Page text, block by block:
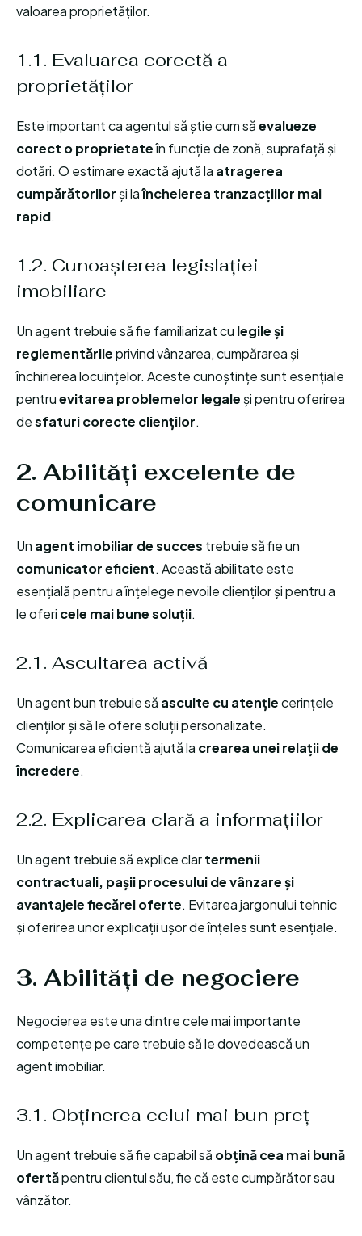
valoarea proprietăților.
1.1. Evaluarea corectă a
proprietăților
Este important ca agentul să știe cum săevalueze
corect o proprietateîn funcție de zonă, suprafață și
dotări. O estimare exactă ajută la atragerea
cumpărătorilor și laîncheierea tranzacțiilor mai
rapid.
1.2. Cunoașterea legislației
imobiliare
Un agent trebuie să fie familiarizat cu legile și
reglementărileprivind vânzarea, cumpărarea și
închirierea locuințelor. Aceste cunoștințe sunt esențiale
pentruevitarea problemelor legale și pentru oferirea
desfaturi corecte clienților.
2. Abilități excelente de
comunicare
Un agent imobiliar de succes trebuie să fie un
comunicator eficient. Această abilitate este
esențială pentru a înțelege nevoile clienților și pentru a
le oferi cele mai bune soluții.
2.1. Ascultarea activă
Un agent bun trebuie să asculte cu atențiecerințele
clienților și să le ofere soluții personalizate.
Comunicarea eficientă ajută la crearea unei relații de
încredere.
2.2. Explicarea clară a informațiilor
Un agent trebuie să explice clartermenii
contractuali, pașii procesului de vânzare și
avantajele fiecărei oferte. Evitarea jargonului tehnic
și oferirea unor explicații ușor de înțeles sunt esențiale.
3. Abilități de negociere
Negocierea este una dintre cele mai importante
competențe pe care trebuie să le dovedească un
agent imobiliar.
3.1. Obținerea celui mai bun preț
Un agent trebuie să fie capabil să obțină cea mai bună
ofertăpentru clientul său, fie că este cumpărător sau
vânzător.